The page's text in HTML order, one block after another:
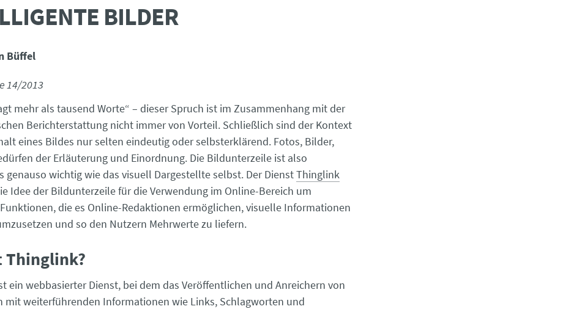
BILDER
Büffel
14/2013
mehr als tausend Worte“ – dieser Spruch ist im Zusammenhang mit der
Berichterstattung nicht immer von Vorteil. Schließlich sind der Kontext
eines Bildes nur selten eindeutig oder selbsterklärend. Fotos, Bilder,
der Erläuterung und Einordnung. Die Bildunterzeile ist also
genauso wichtig wie das visuell Dargestellte selbst. Der DienstThinglink
Idee der Bildunterzeile für die Verwendung im Online-Bereich um
die es Online-Redaktionen ermöglichen, visuelle Informationen
und so den Nutzern Mehrwerte zu liefern.
Thinglink?
ein webbasierter Dienst, bei dem das Veröffentlichen und Anreichern von
mit weiterführenden Informationen wie Links, Schlagworten und